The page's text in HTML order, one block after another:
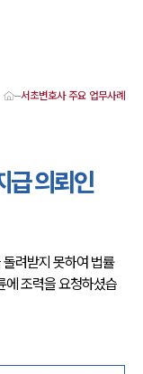
서초변호사 주요 업무사례
급 의뢰인
려받지 못하여 법률
에 조력을 요청하셨습